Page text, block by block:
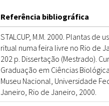
Referência bibliográfica
STALCUP, M.M. 2000. Plantas de
ritual numa feira livre no Rio de
202 p. Dissertação (Mestrado).
Graduação em Ciências
Museu Nacional, Universidade
Janeiro, Rio de Janeiro, 2000.